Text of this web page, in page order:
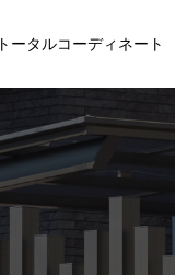
トータルコーディネート